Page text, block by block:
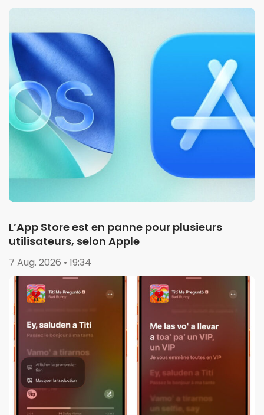
L’App Store est en panne pour plusieurs
utilisateurs, selon Apple
7 Aug. 2026 • 19:34